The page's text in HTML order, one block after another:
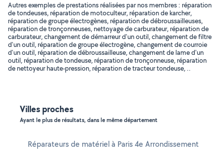
Autres exemples de prestations réalisées par nos membres : réparation
de tondeuses, réparation de motoculteur, réparation de karcher,
réparation de groupe électrogènes, réparation de débroussailleuses,
réparation de tronçonneuses, nettoyage de carburateur, réparation de
carburateur, changement de démarreur d'un outil, changement de filtre
d'un outil, réparation de groupe électrogène, changement de courroie
d'un outil, réparation de débroussailleuse, changement de lame d'un
outil, réparation de tondeuse, réparation de tronçonneuse, réparation
de nettoyeur haute-pression, réparation de tracteur tondeuse, ..
Villes proches
Ayant le plus de résultats, dans le même département
Réparateurs de matériel à Paris 4e Arrondissement